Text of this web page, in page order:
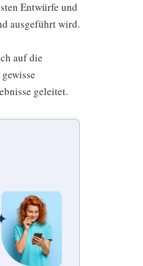
Entwürfe und
ausgeführt wird.
auf die
geleitet.